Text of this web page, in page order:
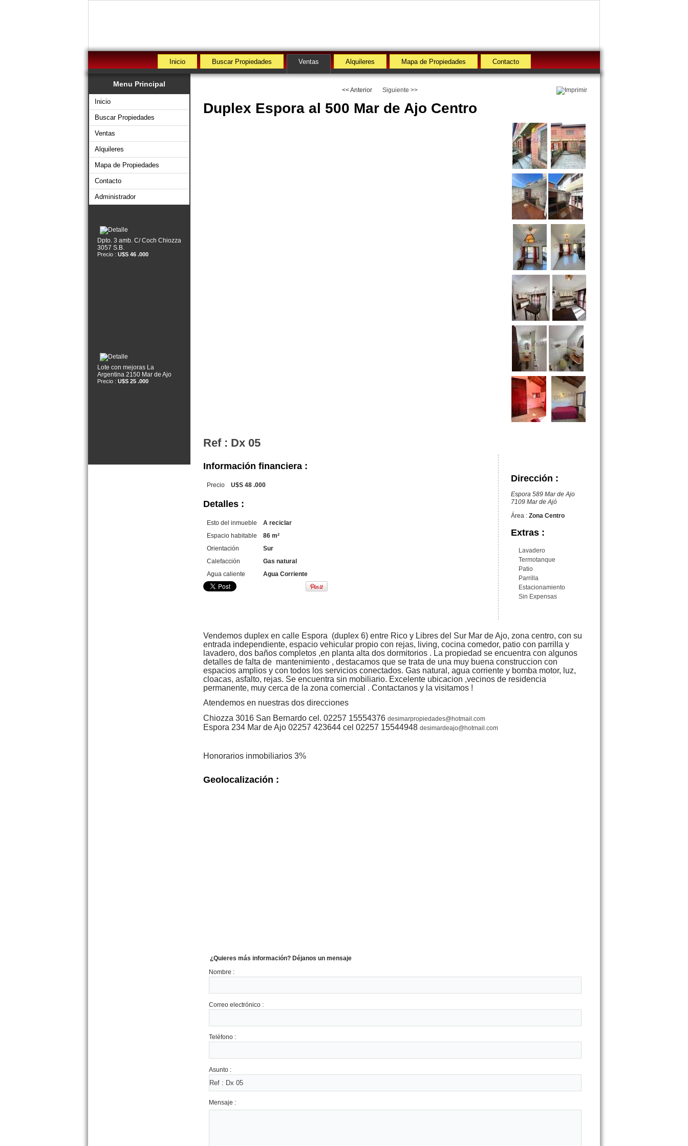
Inicio Buscar Propiedades Ventas Alquileres Mapa de Propiedades Contacto
Menu Principal
Inicio
Buscar Propiedades
Ventas
Alquileres
Mapa de Propiedades
Contacto
Administrador
Dpto. 3 amb. C/ Coch Chiozza
3057 S.B.
Precio : U$S 46 .000
Lote con mejoras La
Argentina 2150 Mar de Ajo
Precio : U$S 25 .000
<< Anterior Siguiente >>
Duplex Espora al 500 Mar de Ajo Centro
Ref : Dx 05
Dirección :
Espora 589 Mar de Ajo
7109 Mar de Ajó
Área : Zona Centro
Extras :
Lavadero
Termotanque
Patio
Parrilla
Estacionamiento
Sin Expensas
Información financiera :
Precio U$S 48 .000
Detalles :
Esto del inmueble
A reciclar
Espacio habitable
86 m²
Orientación
Sur
Calefacción
Gas natural
Agua caliente
Agua Corriente
Vendemos duplex en calle Espora (duplex 6) entre Rico y Libres del Sur Mar de Ajo, zona centro, con su
entrada independiente, espacio vehicular propio con rejas, living, cocina comedor, patio con parrilla y
lavadero, dos baños completos ,en planta alta dos dormitorios . La propiedad se encuentra con algunos
detalles de falta de mantenimiento , destacamos que se trata de una muy buena construccion con
espacios amplios y con todos los servicios conectados. Gas natural, agua corriente y bomba motor, luz,
cloacas, asfalto, rejas. Se encuentra sin mobiliario. Excelente ubicacion ,vecinos de residencia
permanente, muy cerca de la zona comercial . Contactanos y la visitamos !
Atendemos en nuestras dos direcciones
Chiozza 3016 San Bernardo cel. 02257 15554376 desimarpropiedades@hotmail.com
Espora 234 Mar de Ajo 02257 423644 cel 02257 15544948 desimardeajo@hotmail.com
Honorarios inmobiliarios 3%
Geolocalización :
¿Quieres más información? Déjanos un mensaje
Nombre :
Correo electrónico :
Teléfono :
Asunto :
Mensaje :